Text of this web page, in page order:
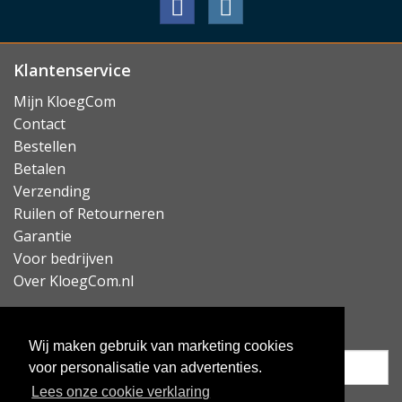
Wij maken gebruik van marketing cookies
voor personalisatie van advertenties.
Lees onze cookie verklaring
Klantenservice
Mijn KloegCom
Contact
Bestellen
Betalen
Verzending
Ruilen of Retourneren
Garantie
Voor bedrijven
Over KloegCom.nl